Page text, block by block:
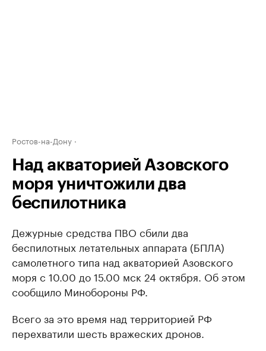
Ростов-на-Дону
Над акваторией Азовского
моря уничтожили два
беспилотника
Дежурные средства ПВО сбили два
беспилотных летательных аппарата (БПЛА)
самолетного типа над акваторией Азовского
моря с 10.00 до 15.00 мск 24 октября. Об этом
сообщило Минобороны РФ.
Всего за это время над территорией РФ
перехватили шесть вражеских дронов.